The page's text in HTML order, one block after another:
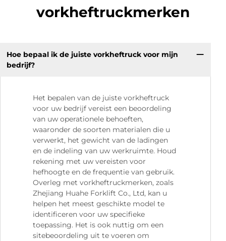
vorkheftruckmerken
Hoe bepaal ik de juiste vorkheftruck voor mijn
bedrijf?
Het bepalen van de juiste vorkheftruck
voor uw bedrijf vereist een beoordeling
van uw operationele behoeften,
waaronder de soorten materialen die u
verwerkt, het gewicht van de ladingen
en de indeling van uw werkruimte. Houd
rekening met uw vereisten voor
hefhoogte en de frequentie van gebruik.
Overleg met vorkheftruckmerken, zoals
Zhejiang Huahe Forklift Co., Ltd, kan u
helpen het meest geschikte model te
identificeren voor uw specifieke
toepassing. Het is ook nuttig om een
sitebeoordeling uit te voeren om